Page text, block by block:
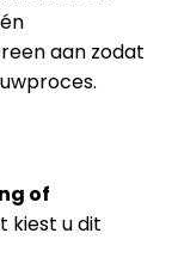
aan zodat
of
kiest u dit